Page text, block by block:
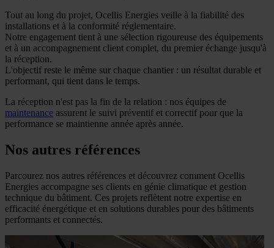
Tout au long du projet, Ocellis Energies veille à la fiabilité des
installations et à la conformité réglementaire.
Notre engagement tient à une sélection rigoureuse des équipements
et à un accompagnement client complet, du premier échange jusqu'à
la réception.
L'objectif reste le même sur chaque chantier : un résultat durable et
performant, qui tient dans le temps.
La réception n'est pas la fin de la relation : nos équipes de
maintenance assurent le suivi préventif et correctif pour que la
performance se maintienne année après année.
Nos autres références
Parcourez nos autres références et découvrez comment Ocellis
Energies accompagne ses clients en génie climatique et gestion
technique du bâtiment. Ces projets reflètent notre expertise en
efficacité énergétique et en solutions durables pour des bâtiments
performants et connectés.